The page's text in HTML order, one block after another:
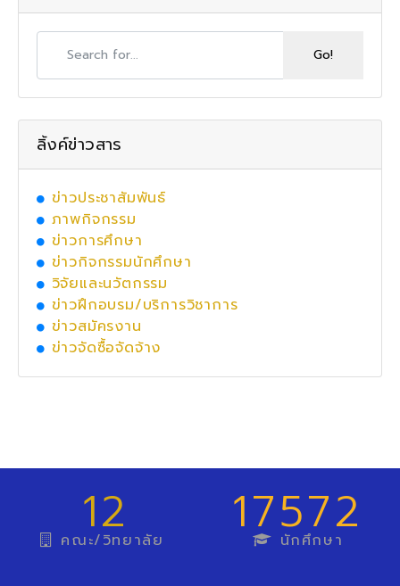
ลิ้งค์ข่าวสาร
ข่าวประชาสัมพันธ์
ภาพกิจกรรม
ข่าวการศึกษา
ข่าวกิจกรรมนักศึกษา
วิจัยและนวัตกรรม
ข่าวฝึกอบรม/บริการวิชาการ
ข่าวสมัครงาน
ข่าวจัดซื้อจัดจ้าง
12
คณะ/วิทยาลัย 17572
นักศึกษา